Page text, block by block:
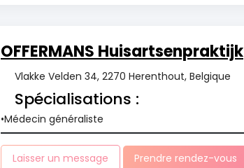
OFFERMANS Huisartsenpraktijk
Vlakke Velden 34, 2270 Herenthout, Belgique
Spécialisations :
Médecin généraliste
Laisser un message Prendre rendez-vous